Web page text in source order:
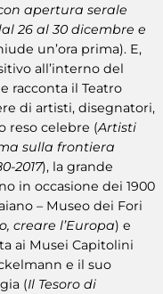
apertura serale
26 al 30 dicembre e
un’ora prima). E,
all’interno del
racconta il Teatro
di artisti, disegnatori,
reso celebre (Artisti
sulla frontiera
2017), la grande
in occasione dei 1900
– Museo dei Fori
creare l’Europa) e
ai Musei Capitolini
e il suo
(Il Tesoro di